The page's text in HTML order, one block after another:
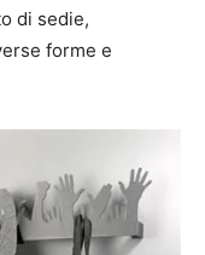
di sedie,
forme e